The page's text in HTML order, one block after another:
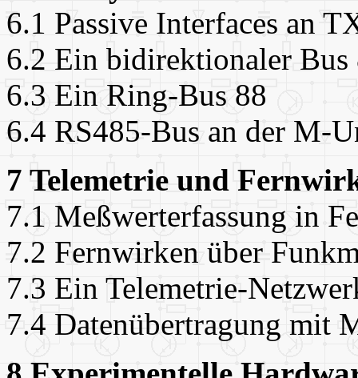
6.1 Passive Interfaces an
6.2 Ein bidirektionaler Bus
6.3 Ein Ring-Bus 88
6.4 RS485-Bus an der M-
7 Telemetrie und
7.1 Meßwerterfassung in
7.2 Fernwirken über
7.3 Ein Telemetrie-
7.4 Datenübertragung mit